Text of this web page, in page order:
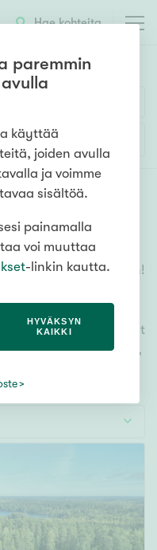
Hae kohteita
4h 5h+
)
oli tarpeesi mikä vain!
elämäsi
alta kaikki myytävät
hakutyökaluamme,
mukaisen kodin.
paremmin
käyttää
joiden avulla
ja voimme
sisältöä.
painamalla
voi muuttaa
-linkin kautta.
HYVÄKSYN
KAIKKI